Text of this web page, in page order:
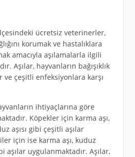
ücretsiz veterinerler,
korumak ve hastalıklara
amacıyla aşılamalarla ilgili
Aşılar, hayvanların bağışıklık
çeşitli enfeksiyonlara karşı
ihtiyaçlarına göre
Köpekler için karma aşı,
aşısı gibi çeşitli aşılar
için ise karma aşı, kuduz
aşılar uygulanmaktadır. Aşılar,